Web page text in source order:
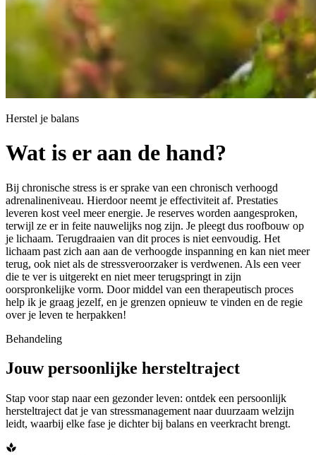
Herstel je balans
Wat is er aan de hand?
Bij chronische stress is er sprake van een chronisch verhoogd
adrenalineniveau. Hierdoor neemt je effectiviteit af. Prestaties
leveren kost veel meer energie. Je reserves worden aangesproken,
terwijl ze er in feite nauwelijks nog zijn. Je pleegt dus roofbouw op
je lichaam. Terugdraaien van dit proces is niet eenvoudig. Het
lichaam past zich aan aan de verhoogde inspanning en kan niet meer
terug, ook niet als de stressveroorzaker is verdwenen. Als een veer
die te ver is uitgerekt en niet meer terugspringt in zijn
oorspronkelijke vorm. Door middel van een therapeutisch proces
help ik je graag jezelf, en je grenzen opnieuw te vinden en de regie
over je leven te herpakken!
Behandeling
Jouw persoonlijke hersteltraject
Stap voor stap naar een gezonder leven: ontdek een persoonlijk
hersteltraject dat je van stressmanagement naar duurzaam welzijn
leidt, waarbij elke fase je dichter bij balans en veerkracht brengt.